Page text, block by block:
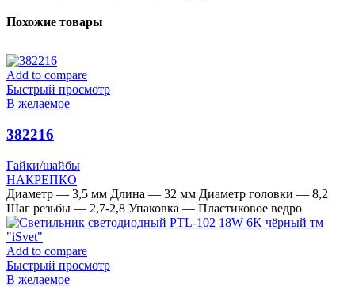
Похожие товары
Add to compare
Быстрый просмотр
В желаемое
382216
Гайки/шайбы
НАКРЕПКО
Диаметр — 3,5 мм Длина — 32 мм Диаметр головки — 8,2
Шаг резьбы — 2,7-2,8 Упаковка — Пластиковое ведро
Add to compare
Быстрый просмотр
В желаемое